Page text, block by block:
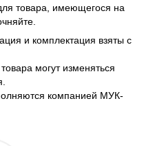
товара, имеющегося на
и комплектация взяты с
могут изменяться
компанией МУК-